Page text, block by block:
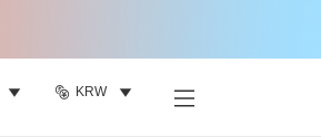
KRW